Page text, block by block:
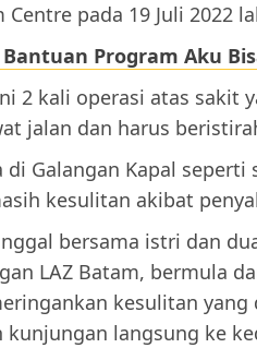
pada 19 Juli 2022
Program Aku
2 kali operasi atas sakit
jalan dan harus
Galangan Kapal
kesulitan akibat
bersama istri dan
LAZ Batam, bermula
kesulitan
kunjungan langsung ke